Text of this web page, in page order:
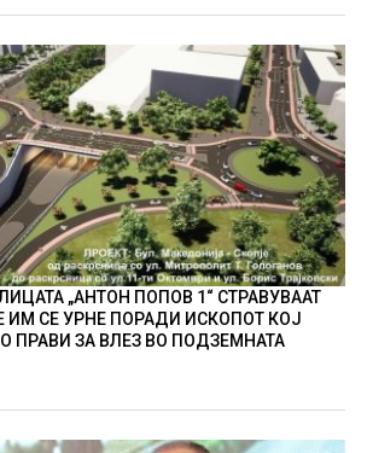
„АНТОН ПОПОВ 1“ СТРАВУВААТ
ИМ СЕ УРНЕ ПОРАДИ ИСКОПОТ КОЈ
ПРАВИ ЗА ВЛЕЗ ВО ПОДЗЕМНАТА